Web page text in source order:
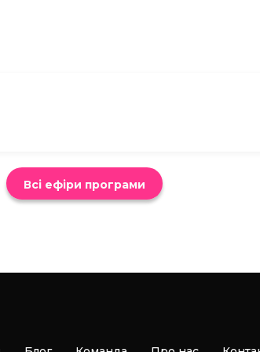
Всі ефіри програми